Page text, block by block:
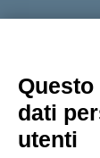
Tutti gli
Seguici su:
dati
utenti